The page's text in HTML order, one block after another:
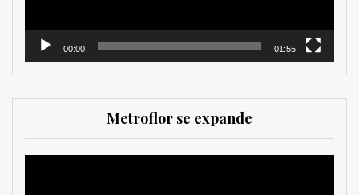
00:00 01:55
Metroflor se expande